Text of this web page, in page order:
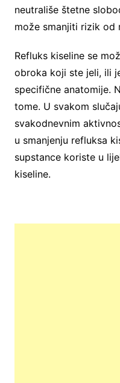
neutrališe štetne
može smanjiti rizik od
Refluks kiseline se
obroka koji ste jeli, ili
specifične anatomije.
tome. U svakom
svakodnevnim
u smanjenju refluksa
supstance koriste u
kiseline.